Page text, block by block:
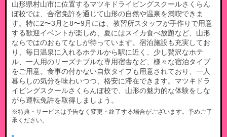
山形県村山市に位置するマツキドライビングスクールさくらん
ぼ校では、合宿免許を通じて山形の自然や温泉を満喫できま
す。特に2〜3月と8〜9月には、教習所スタッフが手作りで用意
する歓迎イベントが楽しめ、夏にはスイカ食べ放題など、山形
ならではのおもてなしが待っています。宿泊施設も充実してお
り、毎日温泉に入れるホテルから駅に近く、少し贅沢なホテ
ル、一人用のリーズナブルな専用宿舎など、様々な宿泊タイプ
をご用意。食事の付かない自炊タイプも用意されており、一人
暮らしの気分を味わいつつ、格安に滞在できます。マツキドラ
イビングスクールさくらんぼ校で、山形の魅力的な体験をしな
がら運転免許を取得しましょう。
※特典・サービスは予告なく変更・終了する場合がございます。予めご了
承ください。